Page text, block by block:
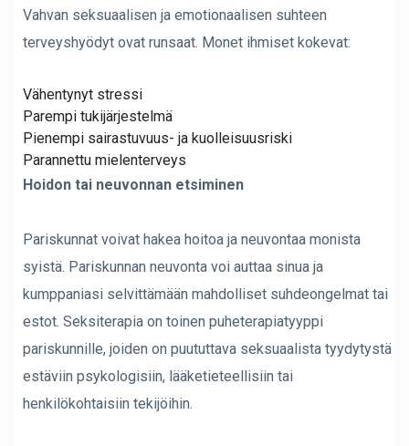
Vahvan seksuaalisen ja emotionaalisen suhteen
terveyshyödyt ovat runsaat. Monet ihmiset kokevat:
Vähentynyt stressi
Parempi tukijärjestelmä
Pienempi sairastuvuus- ja kuolleisuusriski
Parannettu mielenterveys
Hoidon tai neuvonnan etsiminen
Pariskunnat voivat hakea hoitoa ja neuvontaa monista
syistä. Pariskunnan neuvonta voi auttaa sinua ja
kumppaniasi selvittämään mahdolliset suhdeongelmat tai
estot. Seksiterapia on toinen puheterapiatyyppi
pariskunnille, joiden on puututtava seksuaalista tyydytystä
estäviin psykologisiin, lääketieteellisiin tai
henkilökohtaisiin tekijöihin.